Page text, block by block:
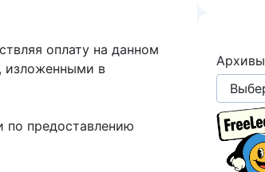
оплату на данном
изложенными в
по предоставлению
Архивы